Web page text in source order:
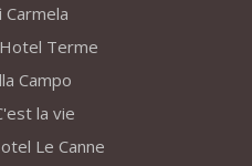
Terme
Campo
la vie
Le Canne